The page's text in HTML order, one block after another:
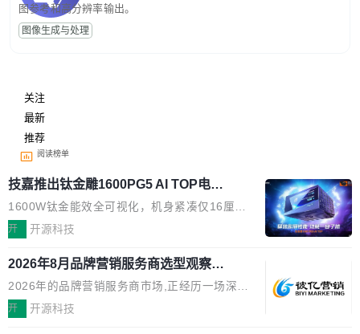
图参考和高分辨率输出。
图像生成与处理
关注
最新
推荐
阅读榜单
技嘉推出钛金雕1600PG5 AI TOP电
源：为发烧级主机与本地AI算力打造旗
舰供电方案
1600W钛金能效全可视化，机身紧凑仅16厘米
继2026台北电脑展首度亮相后，技嘉科技近日正
电源专为发烧级DIY主机与本地AI算力平台打
造，整机长度仅16厘米，提供1600W额定功率
与80PLUS钛金能效；支持ATX 3.1与PCIe 5.1
开 开源科技
2026年8月品牌营销服务商选型观察：
从流量思维到品牌资产思维的范式转移
2026年的品牌营销服务商市场,正经历一场深刻
的价值重构。全球全案品牌代理机构市场从2025
开 开源科技